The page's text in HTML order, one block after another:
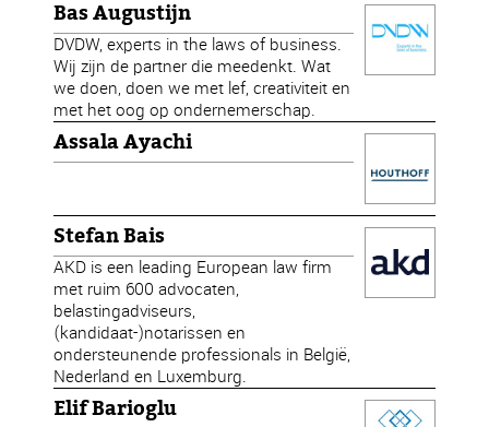
Bas Augustijn
DVDW, experts in the laws of business.
Wij zijn de partner die meedenkt. Wat
we doen, doen we met lef, creativiteit en
met het oog op ondernemerschap.
Assala Ayachi
Stefan Bais
AKD is een leading European law firm
met ruim 600 advocaten,
belastingadviseurs,
(kandidaat-)notarissen en
ondersteunende professionals in België,
Nederland en Luxemburg.
Elif Barioglu